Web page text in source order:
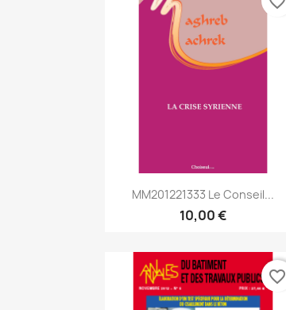
Aperçu rapide
MM201221333 Le Conseil...
10,00 €
favorite_border